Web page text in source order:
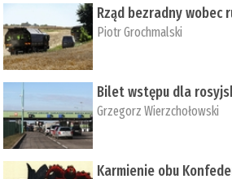
Rząd bezradny wobec
Piotr Grochmalski
Bilet wstępu dla
Grzegorz Wierzchołowski
Karmienie obu